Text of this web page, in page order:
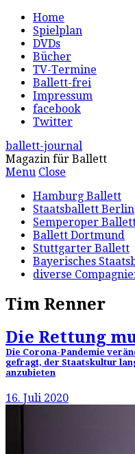
Home
Spielplan
DVDs
Bücher
TV-Termine
Ballett-frei
Impressum
facebook
Twitter
ballett-journal
Magazin für Ballett
Menu Close
Hamburg Ballett
Staatsballett Berlin
Semperoper
Ballett Dortmund
Stuttgarter Ballett
Bayerisches
diverse
Tim Renner
Die Rettung
Die Corona-Pandemie
gefragt, der Staatskultur
anzubieten
16. Juli 2020